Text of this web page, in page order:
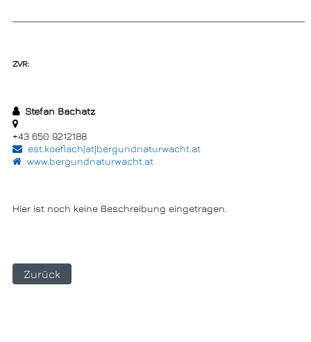
Stefan Bachatz
+43 650 9212188
est.koeflach[at]bergundnaturwacht.at
www.bergundnaturwacht.at
Hier ist noch keine Beschreibung eingetragen.
Zurück